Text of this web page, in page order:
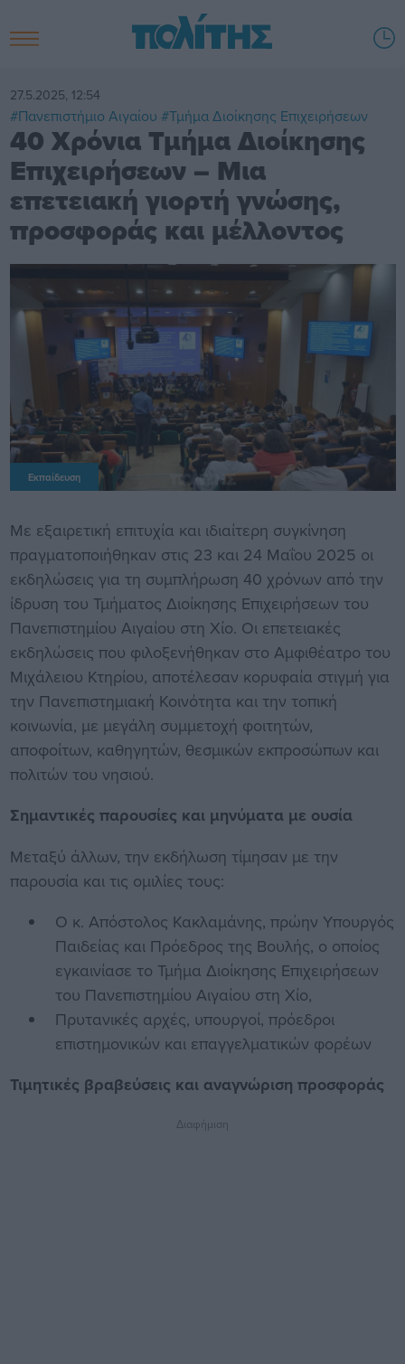
27.5.2025, 12:54
#Πανεπιστήμιο Αιγαίου #Τμήμα Διοίκησης Επιχειρήσεων
40 Χρόνια Τμήμα Διοίκησης
Επιχειρήσεων – Μια
επετειακή γιορτή γνώσης,
προσφοράς και μέλλοντος
Εκπαίδευση
Με εξαιρετική επιτυχία και ιδιαίτερη συγκίνηση
πραγματοποιήθηκαν στις 23 και 24 Μαΐου 2025 οι
εκδηλώσεις για τη συμπλήρωση 40 χρόνων από την
ίδρυση του Τμήματος Διοίκησης Επιχειρήσεων του
Πανεπιστημίου Αιγαίου στη Χίο. Οι επετειακές
εκδηλώσεις που φιλοξενήθηκαν στο Αμφιθέατρο του
Μιχάλειου Κτηρίου, αποτέλεσαν κορυφαία στιγμή για
την Πανεπιστημιακή Κοινότητα και την τοπική
κοινωνία, με μεγάλη συμμετοχή φοιτητών,
αποφοίτων, καθηγητών, θεσμικών εκπροσώπων και
πολιτών του νησιού.
Σημαντικές παρουσίες και μηνύματα με ουσία
Μεταξύ άλλων, την εκδήλωση τίμησαν με την
παρουσία και τις ομιλίες τους:
Ο κ. Απόστολος Κακλαμάνης, πρώην Υπουργός
Παιδείας και Πρόεδρος της Βουλής, ο οποίος
εγκαινίασε το Τμήμα Διοίκησης Επιχειρήσεων
του Πανεπιστημίου Αιγαίου στη Χίο,
Πρυτανικές αρχές, υπουργοί, πρόεδροι
επιστημονικών και επαγγελματικών φορέων
Τιμητικές βραβεύσεις και αναγνώριση προσφοράς
Διαφήμιση